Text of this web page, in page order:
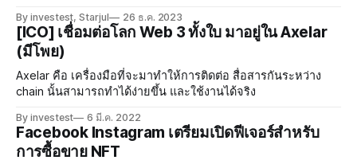
By investest, Starjul 26 ธ.ค. 2023
[ICO] เชื่อมต่อโลก Web 3 ทั้งใบ มาอยู่ใน Axelar
(มีโพย)
Axelar คือ เครื่องมือที่จะมาทำให้การติดต่อ สื่อสารกันระหว่าง
chain นั้นสามารถทำได้ง่ายขึ้น และใช้งานได้จริง
By investest 6 มี.ค. 2022
Facebook Instagram เตรียมเปิดฟีเจอร์สำหรับ
การซื้อขาย NFT